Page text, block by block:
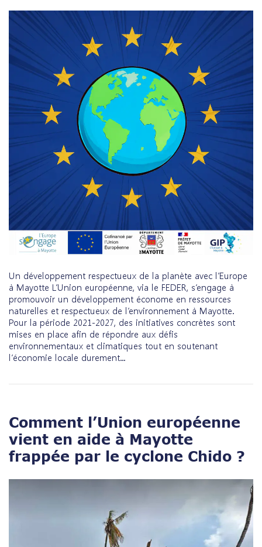
Open post
Un développement respectueux de la planète avec l’Europe
à Mayotte L’Union européenne, via le FEDER, s’engage à
promouvoir un développement économe en ressources
naturelles et respectueux de l’environnement à Mayotte.
Pour la période 2021-2027, des initiatives concrètes sont
mises en place afin de répondre aux défis
environnementaux et climatiques tout en soutenant
l’économie locale durement...
Comment l’Union européenne
vient en aide à Mayotte
frappée par le cyclone Chido ?
Open post